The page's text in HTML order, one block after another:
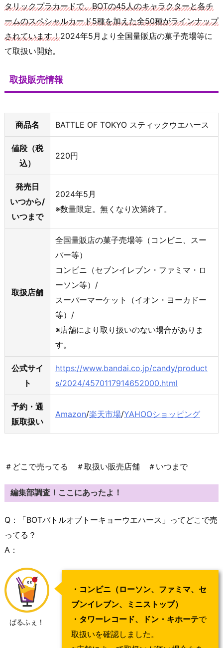
タリックプラカードで、BOTの45人のキャラクターと各チ
ームのスペシャルカード5種を加えた全50種がラインナップ
されています！2024年5月より全国量販店の菓子売場等に
て取扱い開始。
取扱販売情報
商品名 BATTLE OF TOKYO スティックウエハース
値段（税
込）
220円
発売日
いつから/
いつまで
2024年5月
※数量限定。無くなり次第終了。
取扱店舗
全国量販店の菓子売場等（コンビニ、スー
パー等）
コンビニ（セブンイレブン・ファミマ・ロ
ーソン等）/
スーパーマーケット（イオン・ヨーカドー
等）/
※店舗により取り扱いのない場合がありま
す。
公式サイ
ト
https://www.bandai.co.jp/candy/product
s/2024/4570117914652000.html
予約・通
販取扱い
Amazon/楽天市場/YAHOOショッピング
＃どこで売ってる ＃取扱い販売店舗 ＃いつまで
編集部調査！ここにあったよ！
Q：「BOTバトルオブトーキョーウエハース」ってどこで売
ってる？
A：
ぱるふぇ！
・コンビニ（ローソン、ファミマ、セ
ブンイレブン、ミニストップ）
・タワーレコード、ドン・キホーテで
取扱いを確認しました。